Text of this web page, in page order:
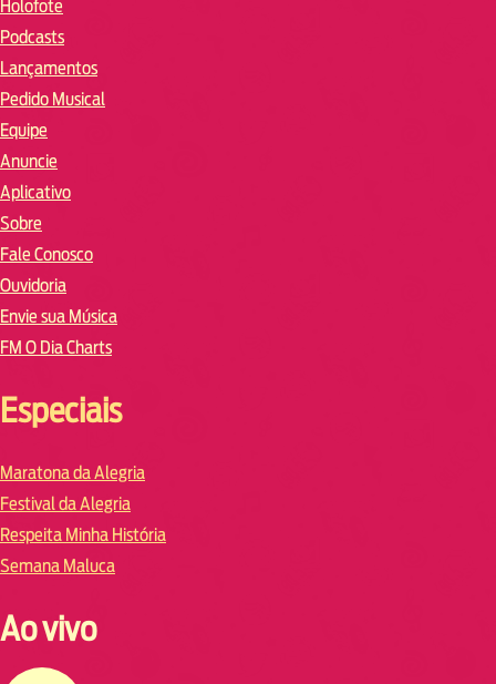
Holofote
Podcasts
Lançamentos
Pedido Musical
Equipe
Anuncie
Aplicativo
Sobre
Fale Conosco
Ouvidoria
Envie sua Música
FM O Dia Charts
Especiais
Maratona da Alegria
Festival da Alegria
Respeita Minha História
Semana Maluca
Ao vivo